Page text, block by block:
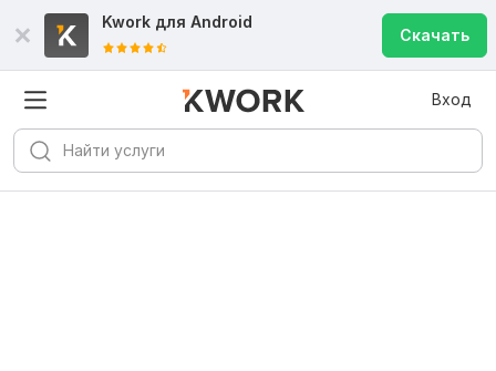
Kwork для Android
Скачать
Вход